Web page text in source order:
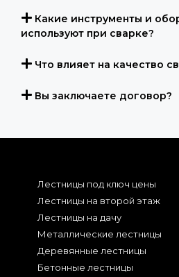
Какие инструменты и
используют при сварке?
Что влияет на качество
Вы заключаете договор?
Лестницы под ключ цены
Лестницы на второй этаж
Лестницы на дачу
Металлические лестницы
Деревянные лестницы
Бетонные лестницы